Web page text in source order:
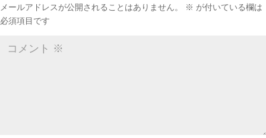
メールアドレスが公開されることはありません。 ※ が付いている欄は
必須項目です